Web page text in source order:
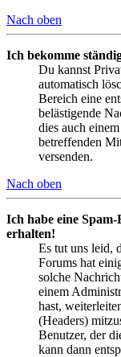
Nach oben
Ich bekomme
Du kannst
automatisch
Bereich eine
belästigende
dies auch
betreffenden
versenden.
Nach oben
Ich habe eine
erhalten!
Es tut uns leid,
Forums hat
solche
einem
hast,
(Headers)
Benutzer, der
kann dann